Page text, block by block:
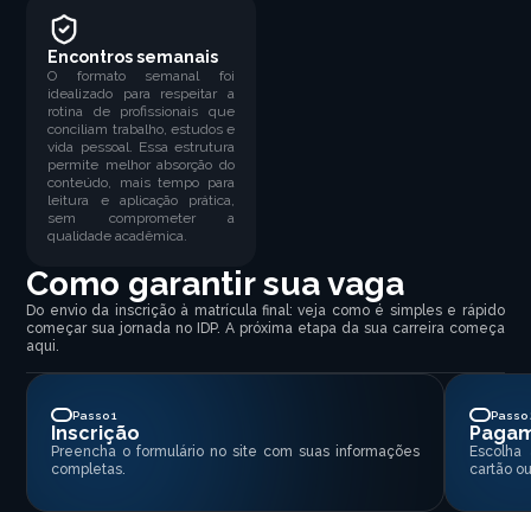
Encontros semanais
O formato semanal foi
idealizado para respeitar a
rotina de profissionais que
conciliam trabalho, estudos e
vida pessoal. Essa estrutura
permite melhor absorção do
conteúdo, mais tempo para
leitura e aplicação prática,
sem comprometer a
qualidade acadêmica.
Como garantir sua vaga
Do envio da inscrição à matrícula final: veja como é simples e rápido
começar sua jornada no IDP. A próxima etapa da sua carreira começa
aqui.
Passo 1
Inscrição
Preencha o formulário no site com suas informações
completas.
Passo
cartão